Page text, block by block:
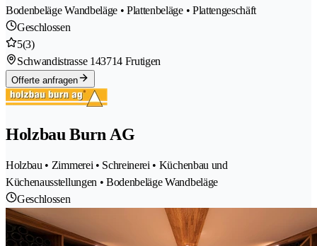
Bodenbeläge Wandbeläge • Plattenbeläge • Plattengeschäft
Geschlossen
5(3)
Schwandistrasse 143714 Frutigen
Offerte anfragen
Holzbau Burn AG
Holzbau • Zimmerei • Schreinerei • Küchenbau und
Küchenausstellungen • Bodenbeläge Wandbeläge
Geschlossen